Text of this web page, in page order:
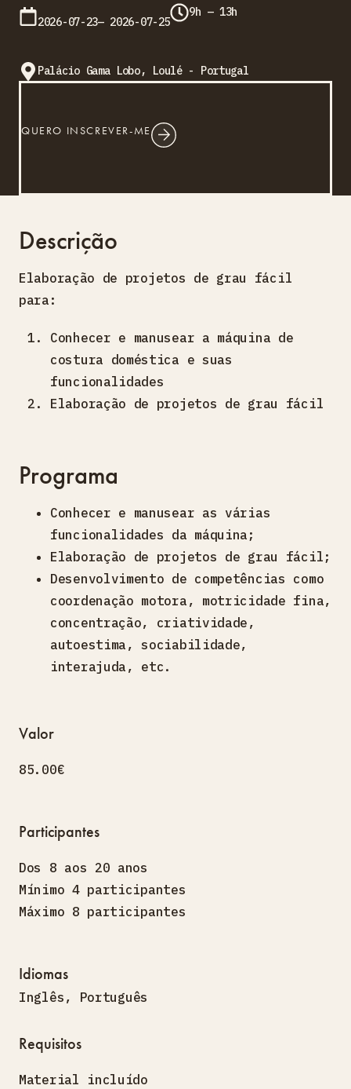
2026-07-23— 2026-07-25
9h — 13h
Palácio Gama Lobo, Loulé - Portugal
QUERO INSCREVER-ME
Descrição
Elaboração de projetos de grau fácil
para:
Conhecer e manusear a máquina de
costura doméstica e suas
funcionalidades
Elaboração de projetos de grau fácil
Programa
Conhecer e manusear as várias
funcionalidades da máquina;
Elaboração de projetos de grau fácil;
Desenvolvimento de competências como
coordenação motora, motricidade fina,
concentração, criatividade,
autoestima, sociabilidade,
interajuda, etc.
Valor
85.00€
Participantes
Dos 8 aos 20 anos
Mínimo 4 participantes
Máximo 8 participantes
Idiomas
Inglês , Português
Requisitos
Material incluído